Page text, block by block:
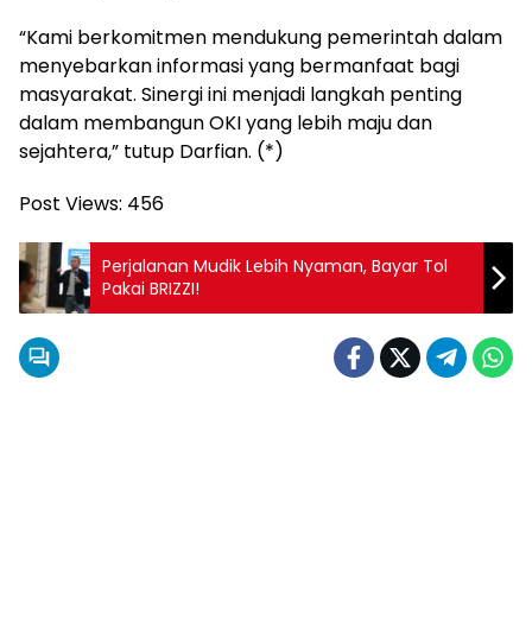
“Kami berkomitmen mendukung pemerintah dalam
menyebarkan informasi yang bermanfaat bagi
masyarakat. Sinergi ini menjadi langkah penting
dalam membangun OKI yang lebih maju dan
sejahtera,” tutup Darfian. (*)
Post Views: 456
Perjalanan Mudik Lebih Nyaman, Bayar Tol
Pakai BRIZZI!